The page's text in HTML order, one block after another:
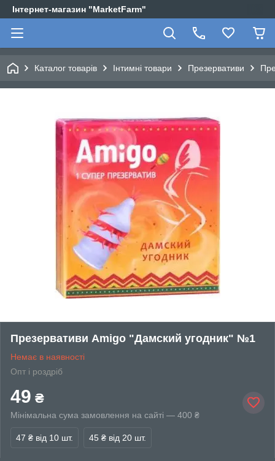
Інтернет-магазин "MarketFarm"
Каталог товарів Інтимні товари Презервативи
Презервативи Amigo "Дамский угодник" №1
Немає в наявності
Опт і роздріб
49 ₴
Мінімальна сума замовлення на сайті — 400 ₴
47 ₴ від 10 шт. 45 ₴ від 20 шт.